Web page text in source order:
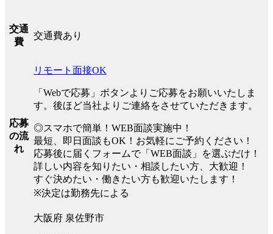
交通
費
交通費あり
応募
の流
れ
リモート面接OK
「Webで応募」ボタンよりご応募をお願いいたしま
す。後ほど当社よりご連絡をさせていただきます。
◎スマホで簡単！WEB面談実施中！
最短、即日面談もOK！お気軽にご予約ください！
応募後に届くフォームで「WEB面談」を選ぶだけ！
詳しい内容を知りたい・相談したい方、大歓迎！
すぐ決めたい・働きたい方も歓迎いたします！
※決定は勤務先による
大阪府 泉佐野市